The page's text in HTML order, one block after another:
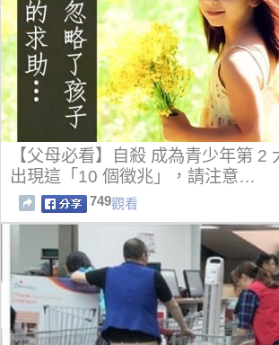
【父母必看】自殺 成為青少年第 2
出現這「10 個徵兆」，請注意…
749觀看